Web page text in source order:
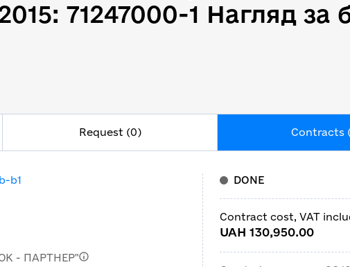
Request (0) Contracts
b1
- ПАРТНЕР"
DONE
Contract cost, VAT
UAH 130,950.00